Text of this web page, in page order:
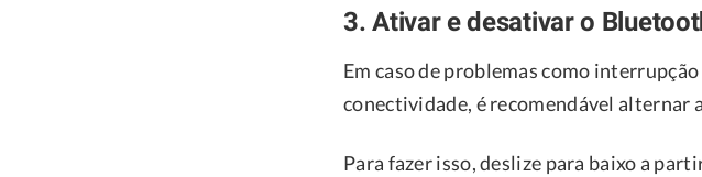
3. Ativar e desativar o
Em caso de problemas como
conectividade, é recomendável alternar
Para fazer isso, deslize para baixo a